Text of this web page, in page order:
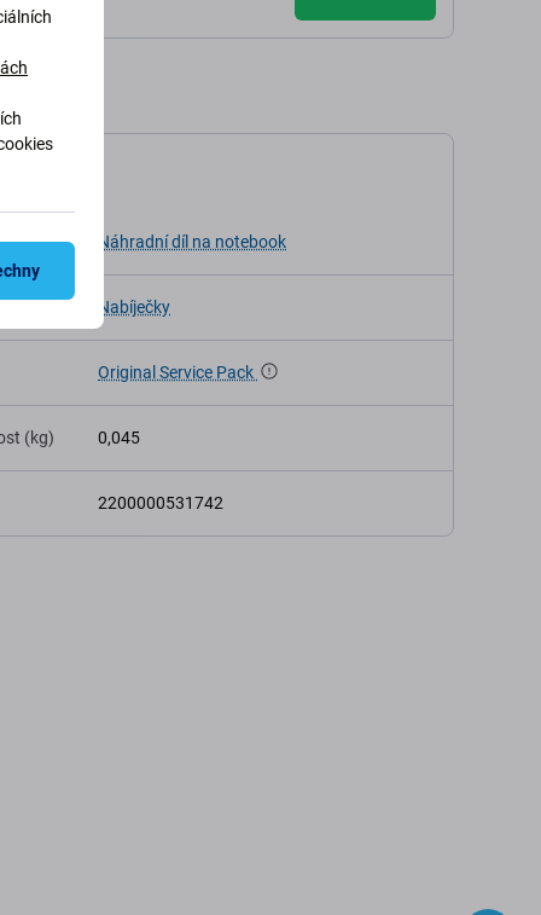
Náhradní díl na notebook
Nabíječky
Original Service Pack
(kg) 0,045
2200000531742